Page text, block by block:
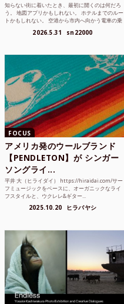
知らない街に着いたとき、最初に開くのは何だろ
う。 地図アプリかもしれない。 ホテルまでのルー
トかもしれない。 空港から市内へ向かう電車の乗
2026.5.31 sn22000
FOCUS
アメリカ発のウールブランド
【PENDLETON】が シンガー
ソングライ...
平井 大（ヒライダイ） https://hiraidai.com/サー
フミュージックをベースに、オーガニックなライ
フスタイルと、ウクレレ&ギター...
2025.10.20 ヒラバヤシ